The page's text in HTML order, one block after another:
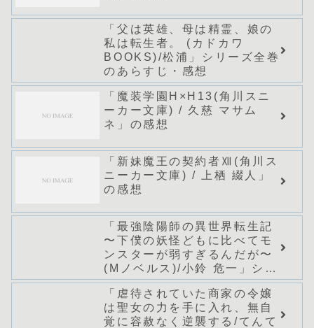
「父は英雄、母は精霊、娘の
私は転生者。 (カドカワ
BOOKS)/松浦」シリーズ全巻
のあらすじ・感想
「魔装学園H×H13(角川スニ
ーカー文庫) / 久慈 マサム
ネ」の感想
「新妹魔王の契約者Ⅻ(角川ス
ニーカー文庫) / 上栖 綴人」
の感想
「最強陰陽師の異世界転生記
〜下僕の妖怪どもに比べてモ
ンスターが弱すぎるんだが〜
(Mノベルス)/小鈴 危一」シリ
ーズ全巻のあらすじ・感想
「虐待されていた商家の令嬢
は聖女の力を手に入れ、無自
覚に容赦なく逆襲する/てんて